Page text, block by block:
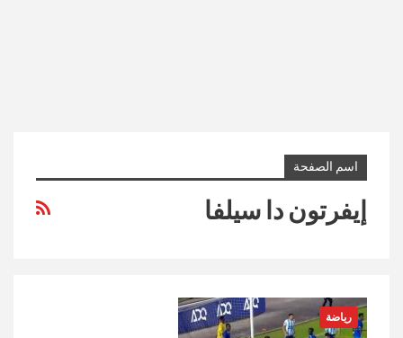
اسم الصفحة
إيفرتون دا سيلفا
رياضة